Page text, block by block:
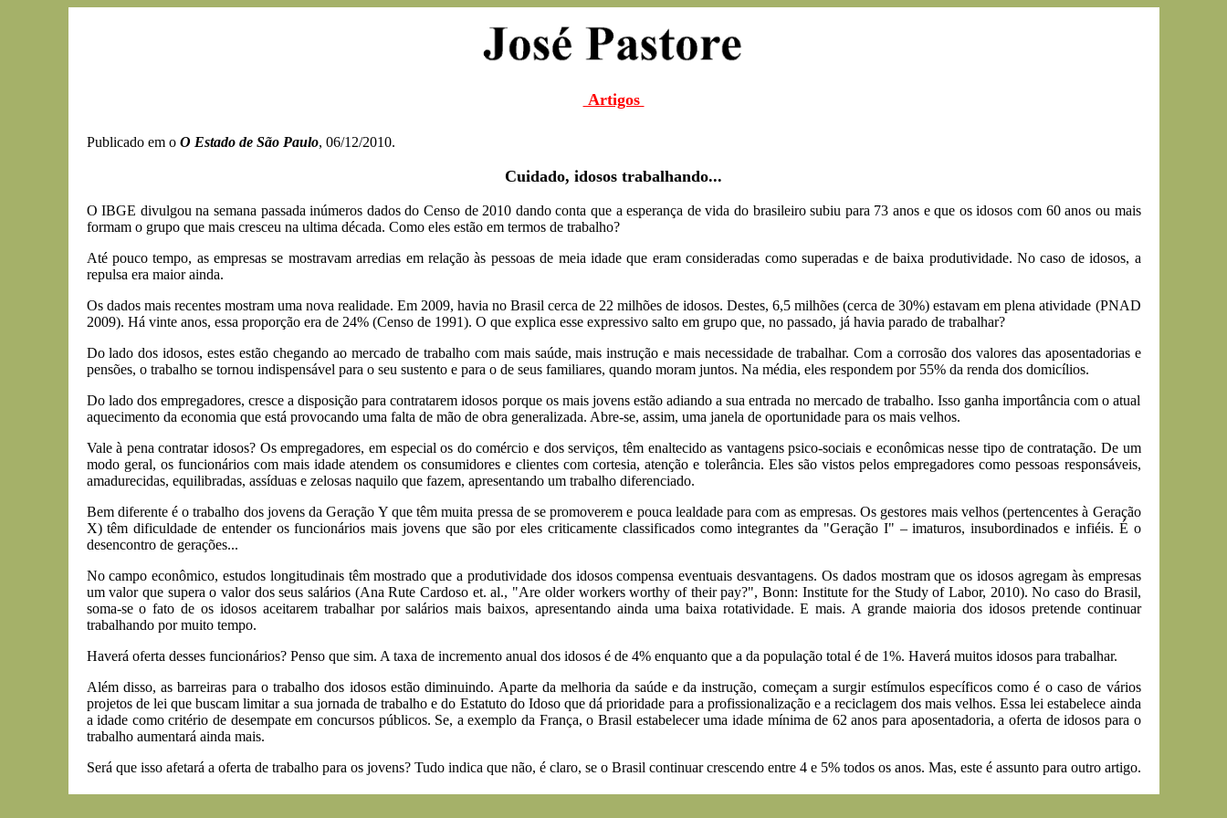
Artigos
Publicado em o O Estado de São Paulo, 06/12/2010.
Cuidado, idosos trabalhando...
O IBGE divulgou na semana passada inúmeros dados do Censo de 2010 dando conta que a esperança de vida do brasileiro subiu para 73 anos e que os idosos com 60 anos ou mais
formam o grupo que mais cresceu na ultima década. Como eles estão em termos de trabalho?
Até pouco tempo, as empresas se mostravam arredias em relação às pessoas de meia idade que eram consideradas como superadas e de baixa produtividade. No caso de idosos, a
repulsa era maior ainda.
Os dados mais recentes mostram uma nova realidade. Em 2009, havia no Brasil cerca de 22 milhões de idosos. Destes, 6,5 milhões (cerca de 30%) estavam em plena atividade (PNAD
2009). Há vinte anos, essa proporção era de 24% (Censo de 1991). O que explica esse expressivo salto em grupo que, no passado, já havia parado de trabalhar?
Do lado dos idosos, estes estão chegando ao mercado de trabalho com mais saúde, mais instrução e mais necessidade de trabalhar. Com a corrosão dos valores das aposentadorias e
pensões, o trabalho se tornou indispensável para o seu sustento e para o de seus familiares, quando moram juntos. Na média, eles respondem por 55% da renda dos domicílios.
Do lado dos empregadores, cresce a disposição para contratarem idosos porque os mais jovens estão adiando a sua entrada no mercado de trabalho. Isso ganha importância com o atual
aquecimento da economia que está provocando uma falta de mão de obra generalizada. Abre-se, assim, uma janela de oportunidade para os mais velhos.
Vale à pena contratar idosos? Os empregadores, em especial os do comércio e dos serviços, têm enaltecido as vantagens psico-sociais e econômicas nesse tipo de contratação. De um
modo geral, os funcionários com mais idade atendem os consumidores e clientes com cortesia, atenção e tolerância. Eles são vistos pelos empregadores como pessoas responsáveis,
amadurecidas, equilibradas, assíduas e zelosas naquilo que fazem, apresentando um trabalho diferenciado.
Bem diferente é o trabalho dos jovens da Geração Y que têm muita pressa de se promoverem e pouca lealdade para com as empresas. Os gestores mais velhos (pertencentes à Geração
X) têm dificuldade de entender os funcionários mais jovens que são por eles criticamente classificados como integrantes da "Geração I" – imaturos, insubordinados e infiéis. É o
desencontro de gerações...
No campo econômico, estudos longitudinais têm mostrado que a produtividade dos idosos compensa eventuais desvantagens. Os dados mostram que os idosos agregam às empresas
um valor que supera o valor dos seus salários (Ana Rute Cardoso et. al., "Are older workers worthy of their pay?", Bonn: Institute for the Study of Labor, 2010). No caso do Brasil,
soma-se o fato de os idosos aceitarem trabalhar por salários mais baixos, apresentando ainda uma baixa rotatividade. E mais. A grande maioria dos idosos pretende continuar
trabalhando por muito tempo.
Haverá oferta desses funcionários? Penso que sim. A taxa de incremento anual dos idosos é de 4% enquanto que a da população total é de 1%. Haverá muitos idosos para trabalhar.
Além disso, as barreiras para o trabalho dos idosos estão diminuindo. Aparte da melhoria da saúde e da instrução, começam a surgir estímulos específicos como é o caso de vários
projetos de lei que buscam limitar a sua jornada de trabalho e do Estatuto do Idoso que dá prioridade para a profissionalização e a reciclagem dos mais velhos. Essa lei estabelece ainda
a idade como critério de desempate em concursos públicos. Se, a exemplo da França, o Brasil estabelecer uma idade mínima de 62 anos para aposentadoria, a oferta de idosos para o
trabalho aumentará ainda mais.
Será que isso afetará a oferta de trabalho para os jovens? Tudo indica que não, é claro, se o Brasil continuar crescendo entre 4 e 5% todos os anos. Mas, este é assunto para outro artigo.